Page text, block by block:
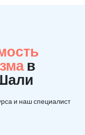
в
и наш специалист